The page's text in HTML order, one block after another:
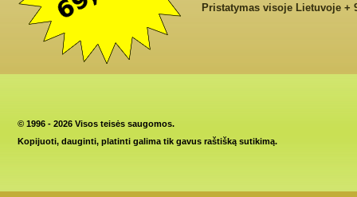
Pristatymas visoje Lietuvoje +
© 1996 - 2026 Visos teisės saugomos.
Kopijuoti, dauginti, platinti galima tik gavus raštišką sutikimą.